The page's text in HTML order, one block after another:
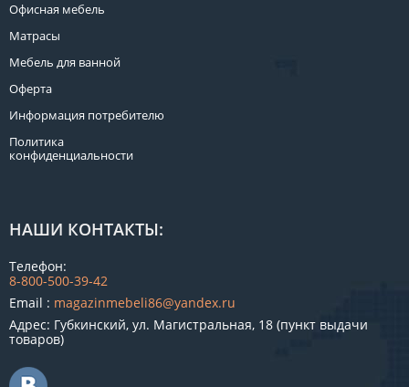
Офисная мебель
Матрасы
Мебель для ванной
Оферта
Информация потребителю
Политика
конфиденциальности
НАШИ КОНТАКТЫ:
Телефон:
8-800-500-39-42
Email : magazinmebeli86@yandex.ru
Адрес: Губкинский, ул. Магистральная, 18 (пункт выдачи
товаров)